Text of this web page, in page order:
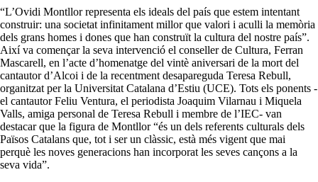
“L’Ovidi Montllor representa els ideals del país que estem intentant
construir: una societat infinitament millor que valori i aculli la memòria
dels grans homes i dones que han construït la cultura del nostre país”.
Així va començar la seva intervenció el conseller de Cultura, Ferran
Mascarell, en l’acte d’homenatge del vintè aniversari de la mort del
cantautor d’Alcoi i de la recentment desapareguda Teresa Rebull,
organitzat per la Universitat Catalana d’Estiu (UCE). Tots els ponents -
el cantautor Feliu Ventura, el periodista Joaquim Vilarnau i Miquela
Valls, amiga personal de Teresa Rebull i membre de l’IEC- van
destacar que la figura de Montllor “és un dels referents culturals dels
Països Catalans que, tot i ser un clàssic, està més vigent que mai
perquè les noves generacions han incorporat les seves cançons a la
seva vida”.